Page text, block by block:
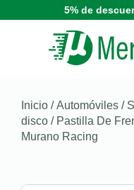
5% de
Inicio /Automóviles /
disco / Pastilla De
Murano Racing